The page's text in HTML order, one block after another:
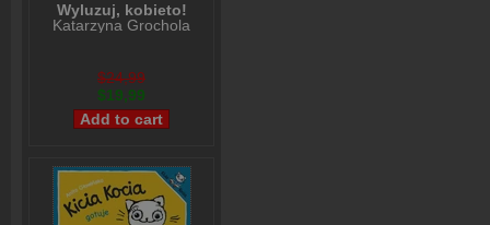
Wyluzuj, kobieto!
Katarzyna Grochola
$24,99
$19,99